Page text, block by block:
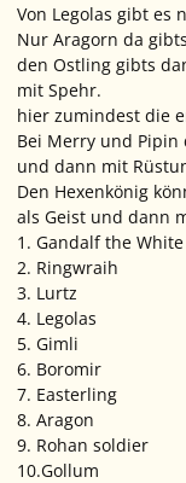
Von Legolas gibt es
Nur Aragorn da
den Ostling gibts
mit Spehr.
hier zumindest die
Bei Merry und Pipin
und dann mit
Den Hexenkönig
als Geist und dann
1. Gandalf the White
2. Ringwraih
3. Lurtz
4. Legolas
5. Gimli
6. Boromir
7. Easterling
8. Aragon
9. Rohan soldier
10.Gollum